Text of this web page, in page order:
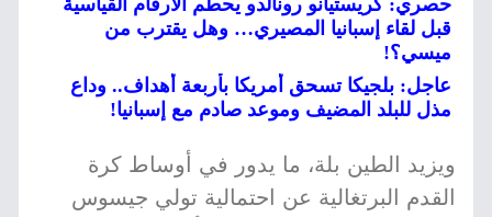
حصري: كريستيانو رونالدو يحطم الأرقام القياسية
قبل لقاء إسبانيا المصيري… وهل يقترب من
ميسي؟!
عاجل: بلجيكا تسحق أمريكا بأربعة أهداف.. وداع
مذل للبلد المضيف وموعد صادم مع إسبانيا!
ويزيد الطين بلة، ما يدور في أوساط كرة
القدم البرتغالية عن احتمالية تولي جيسوس